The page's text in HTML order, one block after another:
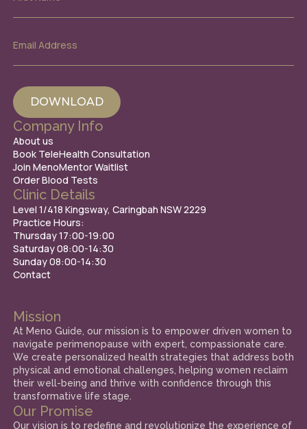
*
Email
*
DOWNLOAD
Company Info
About us
Book TeleHealth Consultation
Join MenoMentor Waitlist
Order Blood Tests
Clinic Details
Level 1/418 Kingsway, Caringbah NSW 2229
Practice Hours:
Thursday 17:00-19:00
Saturday 08:00-14:30
Sunday 08:00-14:30
Contact
Mission
At Meno Guide, our mission is to empower driven women to
navigate perimenopause with expert, compassionate care.
We create personalized health strategies that address both
physical and emotional challenges, helping women reclaim
their well-being and thrive with confidence through this
transformative life stage.
Our Promise
Our vision is to redefine and revolutionize the experience of